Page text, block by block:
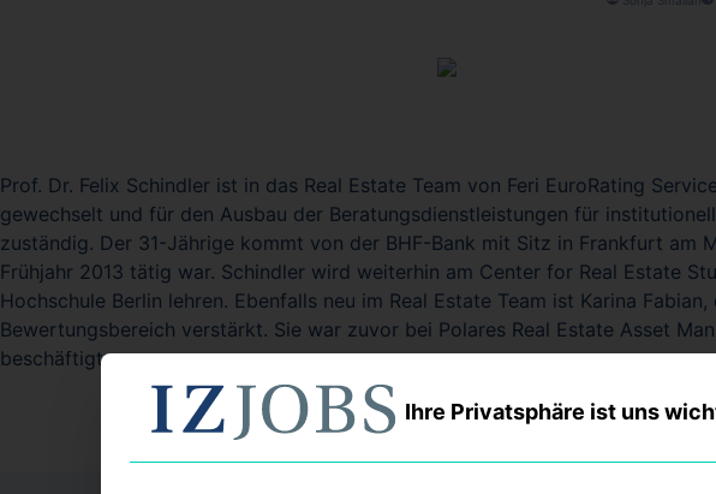
Prof. Dr. Felix Schindler ist in das Real Estate Team von Feri EuroRating
gewechselt und für den Ausbau der Beratungsdienstleistungen für
zuständig. Der 31-Jährige kommt von der BHF-Bank mit Sitz in Frankfurt am
Frühjahr 2013 tätig war. Schindler wird weiterhin am Center for Real Estate
Hochschule Berlin lehren. Ebenfalls neu im Real Estate Team ist Karina Fabian,
Bewertungsbereich verstärkt. Sie war zuvor bei Polares Real Estate Asset
beschäftigt gewesen
Ihre Privatsphäre ist uns